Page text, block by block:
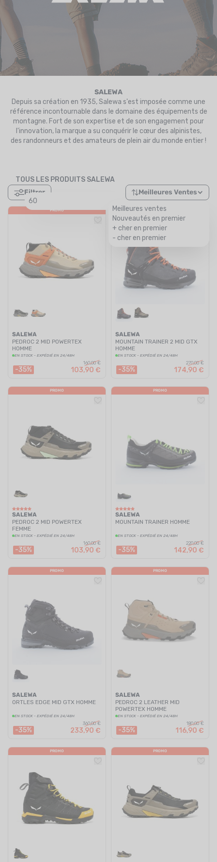
CARTE CADEAU
MES FAVORIS
LE BLOG DES TONTONS
SALEWA
Depuis sa création en 1935, Salewa s'est imposée comme une
référence incontournable dans le domaine des équipements de
montagne. Fort de son expertise et de son engagement pour
l'innovation, la marque a su conquérir le cœur des alpinistes,
des randonneurs et des amateurs de plein air du monde entier !
TOUS LES PRODUITS SALEWA
Filtrer
60
Meilleures Ventes
Meilleures ventes
Nouveautés en premier
+ cher en premier
- cher en premier
PROMO
SALEWA
PEDROC 2 MID POWERTEX
HOMME
EN STOCK - EXPÉDIÉ EN 24/48H
-35%
160,00 €
103,90 €
PROMO
SALEWA
MOUNTAIN TRAINER 2 MID GTX
HOMME
EN STOCK - EXPÉDIÉ EN 24/48H
-35%
270,00 €
174,90 €
PROMO
SALEWA
PEDROC 2 MID POWERTEX
FEMME
EN STOCK - EXPÉDIÉ EN 24/48H
-35%
160,00 €
103,90 €
PROMO
SALEWA
MOUNTAIN TRAINER HOMME
EN STOCK - EXPÉDIÉ EN 24/48H
-35%
220,00 €
142,90 €
PROMO
SALEWA
ORTLES EDGE MID GTX HOMME
EN STOCK - EXPÉDIÉ EN 24/48H
-35%
360,00 €
233,90 €
PROMO
SALEWA
PEDROC 2 LEATHER MID
POWERTEX HOMME
EN STOCK - EXPÉDIÉ EN 24/48H
-35%
180,00 €
116,90 €
PROMO PROMO